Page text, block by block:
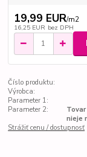
19,99 EUR/m2
16,25 EUR bez DPH
Číslo produktu:
Výrobca:
Parameter 1:
Parameter 2:
nieje
Strážiť cenu / dostupnosť